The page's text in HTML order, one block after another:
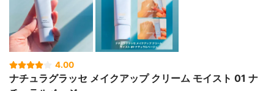
4.00
ナチュラグラッセ メイクアップ クリーム モイスト 01 ナ